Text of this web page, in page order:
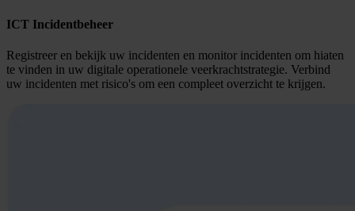
ICT Incidentbeheer
Registreer en bekijk uw incidenten en monitor incidenten om hiaten
te vinden in uw digitale operationele veerkrachtstrategie. Verbind
uw incidenten met risico's om een compleet overzicht te krijgen.